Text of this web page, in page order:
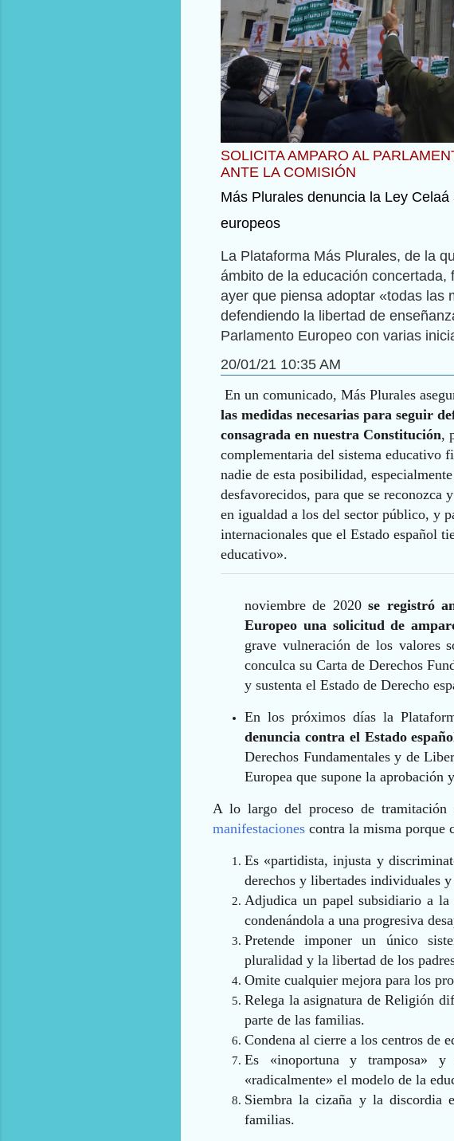
SOLICITA AMPARO AL
ANTE LA COMISIÓN
Más Plurales denuncia la Ley
europeos
La Plataforma Más Plurales, de la
ámbito de la educación
ayer que piensa adoptar «todas las
defendiendo la libertad de
Parlamento Europeo con varias
20/01/21 10:35 AM
En un comunicado, Más Plurales
las medidas necesarias para seguir
consagrada en nuestra Constitución,
complementaria del sistema educativo
nadie de esta posibilidad,
desfavorecidos, para que se reconozca
en igualdad a los del sector público, y
internacionales que el Estado español
educativo».
noviembre de 2020se registró
Europeo una solicitud de
grave vulneración de los valores
conculca su Carta de Derechos
y sustenta el Estado de Derecho
En los próximos días la
denuncia contra el Estado
Derechos Fundamentales y de
Europea que supone la
A lo largo del proceso de
manifestaciones contra la misma porque
Es «partidista, injusta y
derechos y libertades individuales
Adjudica un papel subsidiario a
condenándola a una progresiva
Pretende imponer un único
pluralidad y la libertad de los
Omite cualquier mejora para los
Relega la asignatura de Religión
parte de las familias.
Condena al cierre a los centros de
Es «inoportuna y tramposa» y
«radicalmente» el modelo de la
Siembra la cizaña y la discordia
familias.